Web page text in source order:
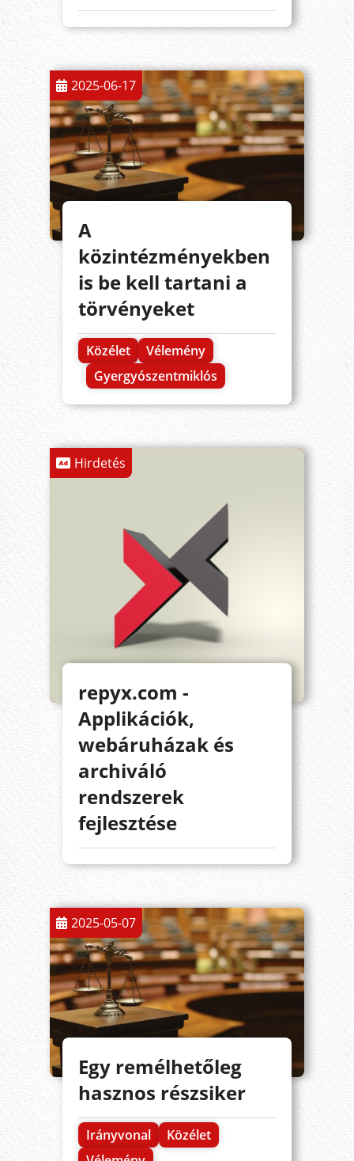
2025-06-17
A
közintézményekben
is be kell tartani a
törvényeket
Közélet
Vélemény
Gyergyószentmiklós
Hirdetés
repyx.com -
Applikációk,
webáruházak és
archiváló
rendszerek
fejlesztése
2025-05-07
Egy remélhetőleg
hasznos részsiker
Irányvonal
Közélet